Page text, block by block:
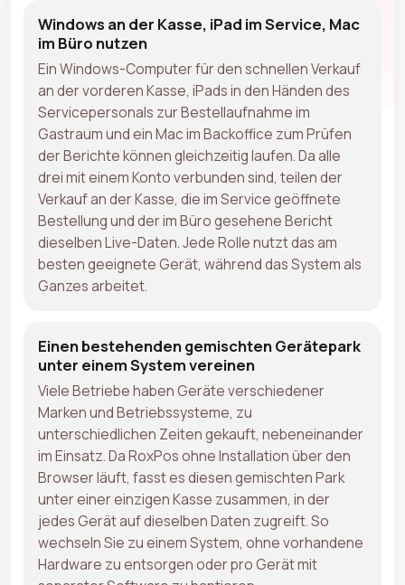
Windows an der Kasse, iPad im Service, Mac
im Büro nutzen
Ein Windows-Computer für den schnellen Verkauf
an der vorderen Kasse, iPads in den Händen des
Servicepersonals zur Bestellaufnahme im
Gastraum und ein Mac im Backoffice zum Prüfen
der Berichte können gleichzeitig laufen. Da alle
drei mit einem Konto verbunden sind, teilen der
Verkauf an der Kasse, die im Service geöffnete
Bestellung und der im Büro gesehene Bericht
dieselben Live-Daten. Jede Rolle nutzt das am
besten geeignete Gerät, während das System als
Ganzes arbeitet.
Einen bestehenden gemischten Gerätepark
unter einem System vereinen
Viele Betriebe haben Geräte verschiedener
Marken und Betriebssysteme, zu
unterschiedlichen Zeiten gekauft, nebeneinander
im Einsatz. Da RoxPos ohne Installation über den
Browser läuft, fasst es diesen gemischten Park
unter einer einzigen Kasse zusammen, in der
jedes Gerät auf dieselben Daten zugreift. So
wechseln Sie zu einem System, ohne vorhandene
Hardware zu entsorgen oder pro Gerät mit